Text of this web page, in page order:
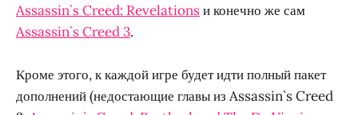
Assassin`s Creed: Revelationsи конечно же сам
Assassin`s Creed 3.
Кроме этого, к каждой игре будет идти полный пакет
дополнений (недостающие главы из Assassin`s Creed